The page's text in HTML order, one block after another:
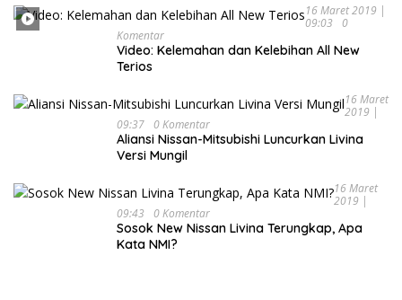
16 Maret 2019 |
09:03
0
Komentar
Video: Kelemahan dan Kelebihan All New
Terios
16 Maret
2019 |
09:37 0 Komentar
Aliansi Nissan-Mitsubishi Luncurkan Livina
Versi Mungil
16 Maret
2019 |
09:43
0 Komentar
Sosok New Nissan Livina Terungkap, Apa
Kata NMI?